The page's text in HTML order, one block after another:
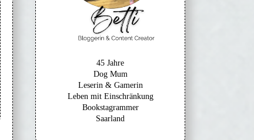
45 Jahre
Dog Mum
Leserin & Gamerin
Leben mit Einschränkung
Bookstagrammer
Saarland